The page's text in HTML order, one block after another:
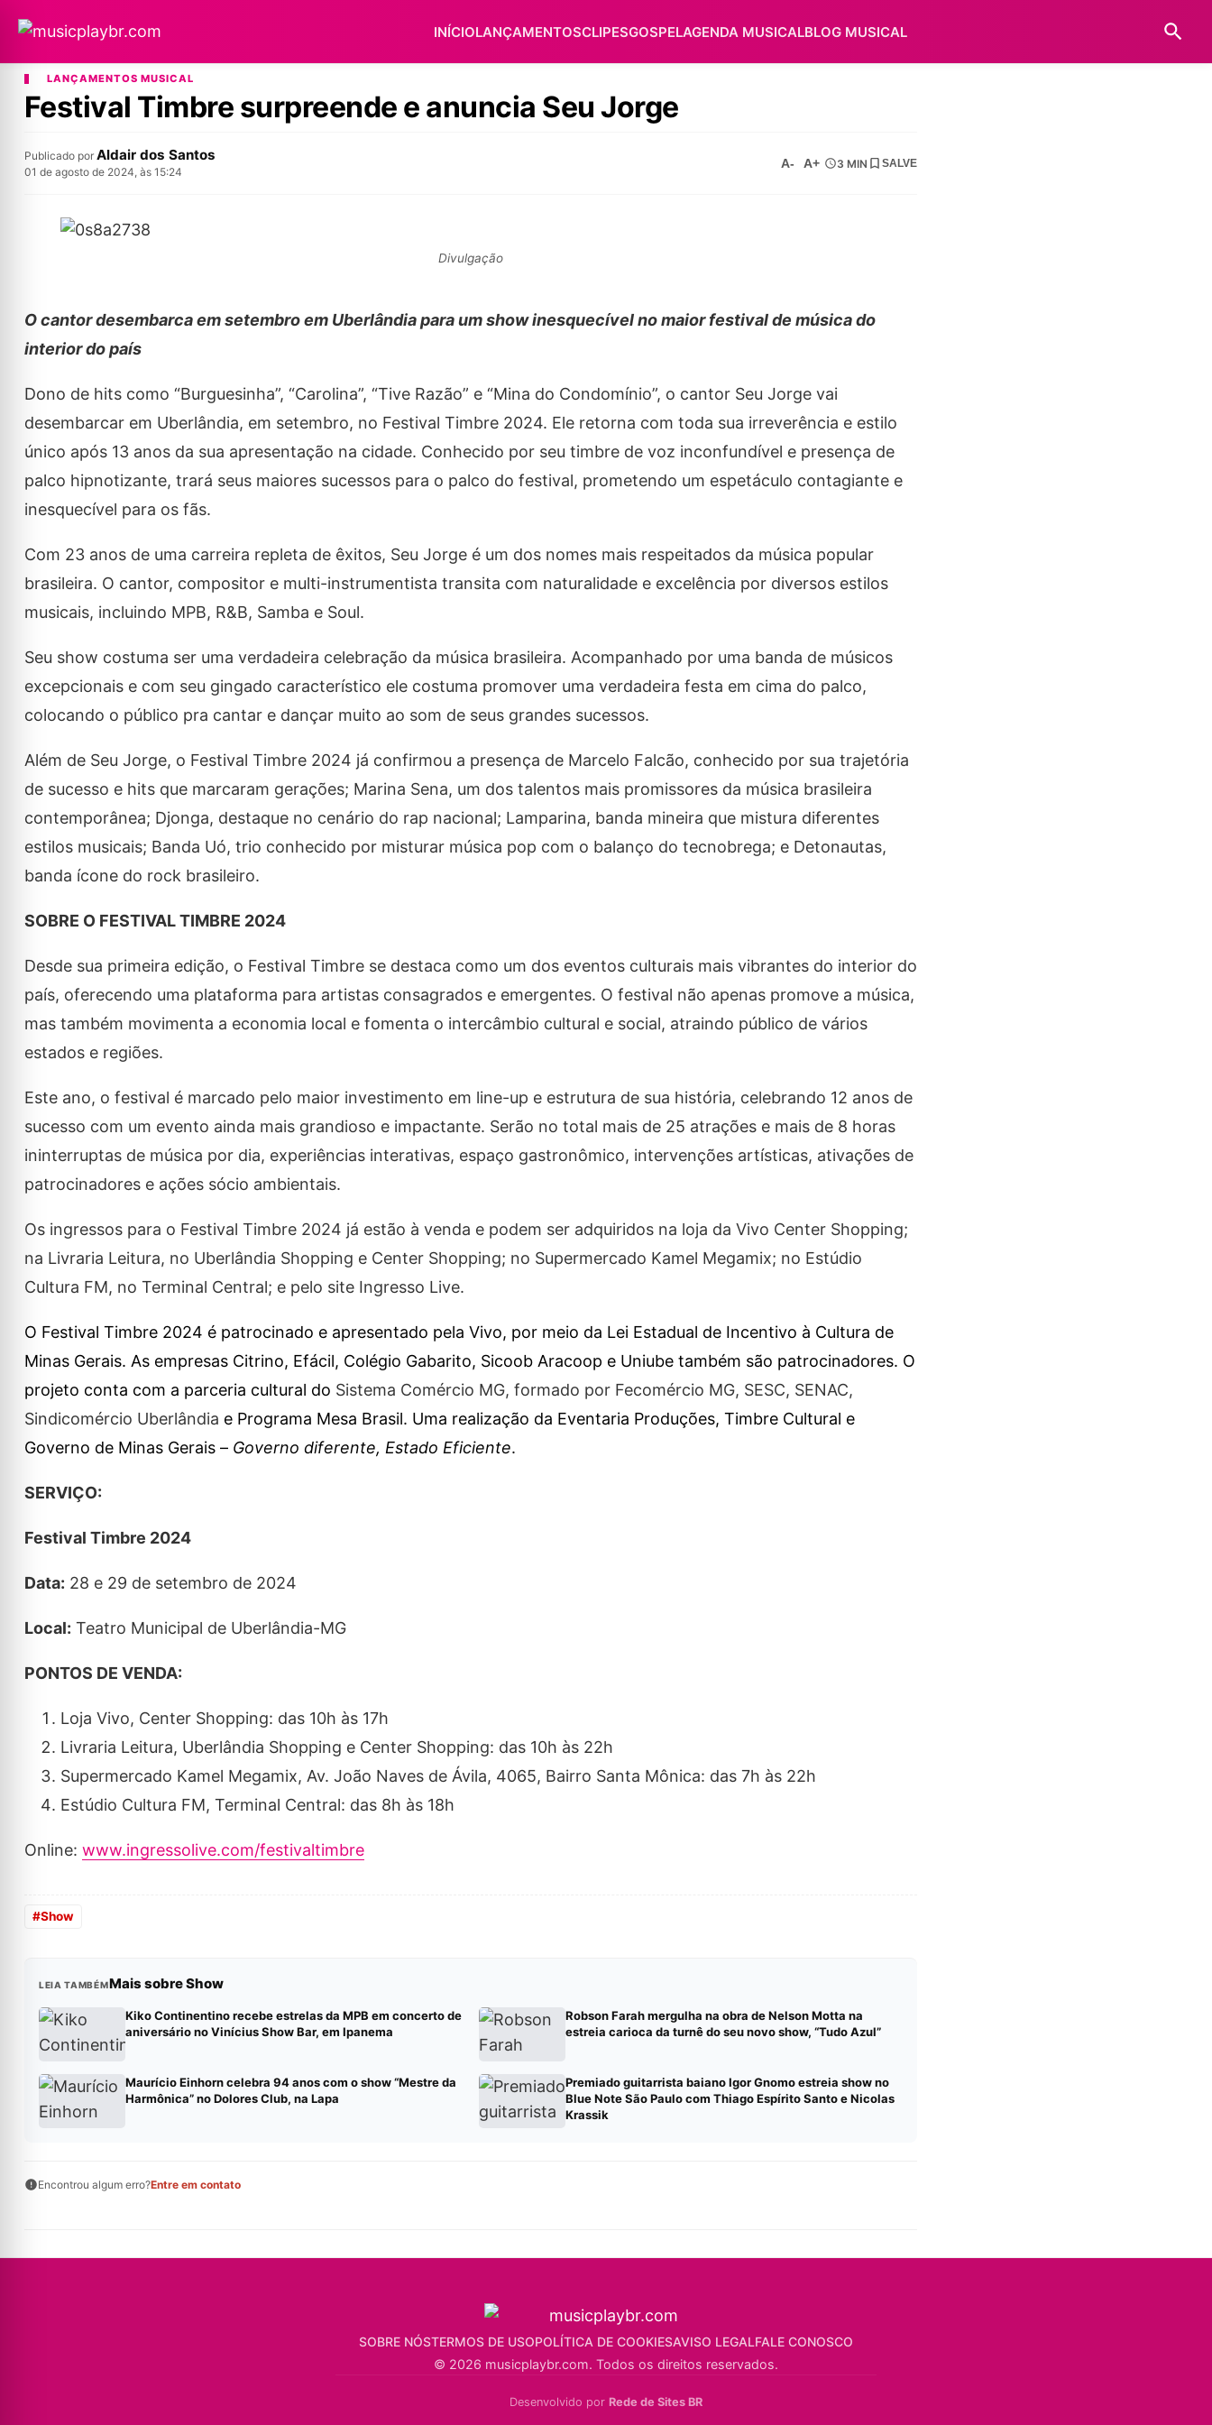
INÍCIOLANÇAMENTOSCLIPESGOSPELAGENDA MUSICALBLOG MUSICAL
LANÇAMENTOS MUSICAL
Festival Timbre surpreende e anuncia Seu Jorge
Publicado por Aldair dos Santos
01 de agosto de 2024, às 15:24
A- A+ 3 MIN SALVE
Divulgação
O cantor desembarca em setembro em Uberlândia para um show inesquecível no maior festival de música do
interior do país
Dono de hits como “Burguesinha”, “Carolina”, “Tive Razão” e “Mina do Condomínio”, o cantor Seu Jorge vai
desembarcar em Uberlândia, em setembro, no Festival Timbre 2024. Ele retorna com toda sua irreverência e estilo
único após 13 anos da sua apresentação na cidade. Conhecido por seu timbre de voz inconfundível e presença de
palco hipnotizante, trará seus maiores sucessos para o palco do festival, prometendo um espetáculo contagiante e
inesquecível para os fãs.
Com 23 anos de uma carreira repleta de êxitos, Seu Jorge é um dos nomes mais respeitados da música popular
brasileira. O cantor, compositor e multi-instrumentista transita com naturalidade e excelência por diversos estilos
musicais, incluindo MPB, R&B, Samba e Soul.
Seu show costuma ser uma verdadeira celebração da música brasileira. Acompanhado por uma banda de músicos
excepcionais e com seu gingado característico ele costuma promover uma verdadeira festa em cima do palco,
colocando o público pra cantar e dançar muito ao som de seus grandes sucessos.
Além de Seu Jorge, o Festival Timbre 2024 já confirmou a presença de Marcelo Falcão, conhecido por sua trajetória
de sucesso e hits que marcaram gerações; Marina Sena, um dos talentos mais promissores da música brasileira
contemporânea; Djonga, destaque no cenário do rap nacional; Lamparina, banda mineira que mistura diferentes
estilos musicais; Banda Uó, trio conhecido por misturar música pop com o balanço do tecnobrega; e Detonautas,
banda ícone do rock brasileiro.
SOBRE O FESTIVAL TIMBRE 2024
Desde sua primeira edição, o Festival Timbre se destaca como um dos eventos culturais mais vibrantes do interior do
país, oferecendo uma plataforma para artistas consagrados e emergentes. O festival não apenas promove a música,
mas também movimenta a economia local e fomenta o intercâmbio cultural e social, atraindo público de vários
estados e regiões.
Este ano, o festival é marcado pelo maior investimento em line-up e estrutura de sua história, celebrando 12 anos de
sucesso com um evento ainda mais grandioso e impactante. Serão no total mais de 25 atrações e mais de 8 horas
ininterruptas de música por dia, experiências interativas, espaço gastronômico, intervenções artísticas, ativações de
patrocinadores e ações sócio ambientais.
Os ingressos para o Festival Timbre 2024 já estão à venda e podem ser adquiridos na loja da Vivo Center Shopping;
na Livraria Leitura, no Uberlândia Shopping e Center Shopping; no Supermercado Kamel Megamix; no Estúdio
Cultura FM, no Terminal Central; e pelo site Ingresso Live.
O Festival Timbre 2024 é patrocinado e apresentado pela Vivo, por meio da Lei Estadual de Incentivo à Cultura de
Minas Gerais. As empresas Citrino, Efácil, Colégio Gabarito, Sicoob Aracoop e Uniube também são patrocinadores. O
projeto conta com a parceria cultural do Sistema Comércio MG, formado por Fecomércio MG, SESC, SENAC,
Sindicomércio Uberlândia e Programa Mesa Brasil. Uma realização da Eventaria Produções, Timbre Cultural e
Governo de Minas Gerais – Governo diferente, Estado Eficiente.
SERVIÇO:
Festival Timbre 2024
Data: 28 e 29 de setembro de 2024
Local: Teatro Municipal de Uberlândia-MG
PONTOS DE VENDA:
Loja Vivo, Center Shopping: das 10h às 17h
Livraria Leitura, Uberlândia Shopping e Center Shopping: das 10h às 22h
Supermercado Kamel Megamix, Av. João Naves de Ávila, 4065, Bairro Santa Mônica: das 7h às 22h
Estúdio Cultura FM, Terminal Central: das 8h às 18h
Online: www.ingressolive.com/festivaltimbre
#Show
LEIA TAMBÉMMais sobre Show
Kiko Continentino recebe estrelas da MPB em concerto de
aniversário no Vinícius Show Bar, em Ipanema
Robson Farah mergulha na obra de Nelson Motta na
estreia carioca da turnê do seu novo show, “Tudo Azul”
Maurício Einhorn celebra 94 anos com o show “Mestre da
Harmônica” no Dolores Club, na Lapa
Premiado guitarrista baiano Igor Gnomo estreia show no
Blue Note São Paulo com Thiago Espírito Santo e Nicolas
Krassik
Encontrou algum erro?Entre em contato
SOBRE NÓSTERMOS DE USOPOLÍTICA DE COOKIESAVISO LEGALFALE CONOSCO
© 2026 musicplaybr.com. Todos os direitos reservados.
Desenvolvido por Rede de Sites BR